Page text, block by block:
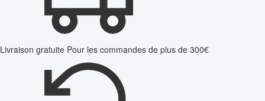
Livraison gratuite Pour les commandes de plus de 300€